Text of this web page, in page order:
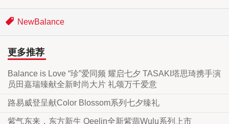
NewBalance
更多推荐
Balance is Love “珍”爱同频 耀启七夕 TASAKI塔思琦携手演
员田嘉瑞臻献全新时尚大片 礼颂万千爱意
路易威登呈献Color Blossom系列七夕臻礼
紫气东来，东方新生 Qeelin全新紫翡Wulu系列上市